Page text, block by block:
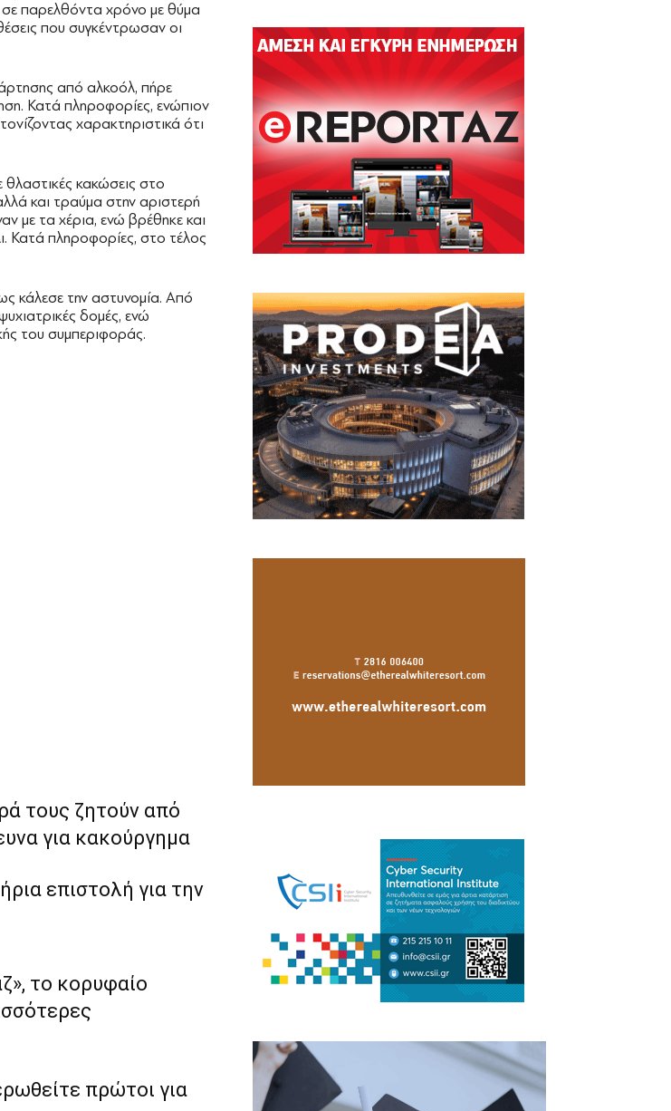
παρελθόντα χρόνο με θύμα
που συγκέντρωσαν οι
από αλκοόλ, πήρε
Κατά πληροφορίες, ενώπιον
χαρακτηριστικά ότι
κακώσεις στο
και τραύμα στην αριστερή
με τα χέρια, ενώ βρέθηκε και
Κατά πληροφορίες, στο τέλος
κάλεσε την αστυνομία. Από
δομές, ενώ
του συμπεριφοράς.
τους ζητούν από
για κακούργημα
επιστολή για την
το κορυφαίο
πρώτοι για